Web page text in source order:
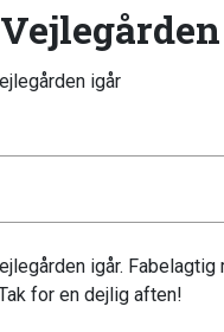
igår
igår.
for en dejlig aften!